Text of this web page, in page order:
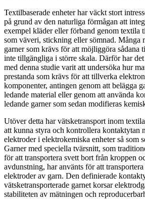
Textilbaserade enheter har väckt stort
på grund av den naturliga förmågan att
exempel kläder eller förband genom textila
som väveri, stickning eller sömnad. Många
garner som krävs för att möjliggöra sådana
inte tillgängliga i större skala. Därför har
med denna studie varit att undersöka hur
prestanda som krävs för att tillverka
komponenter, antingen genom att belägga
ledande material eller genom att använda
ledande garner som sedan modifieras
Utöver detta har vätsketransport inom
att kunna styra och kontrollera kontaktytan
elektroder i elektrokemiska enheter så som
Garner med speciella tvärsnitt, som
för att transportera svett bort från kroppen
avdunstning, har använts för att
elektroder av garn. Den definierade
vätsketransporterade garnet korsar
stabiliteten av mätningen och